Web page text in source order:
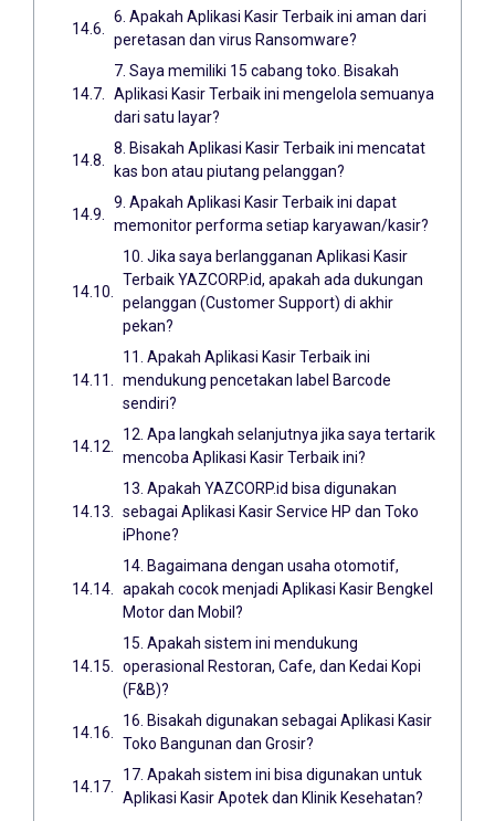
6. Apakah Aplikasi Kasir Terbaik ini aman dari
peretasan dan virus Ransomware?
7. Saya memiliki 15 cabang toko. Bisakah
Aplikasi Kasir Terbaik ini mengelola semuanya
dari satu layar?
8. Bisakah Aplikasi Kasir Terbaik ini mencatat
kas bon atau piutang pelanggan?
9. Apakah Aplikasi Kasir Terbaik ini dapat
memonitor performa setiap karyawan/kasir?
10. Jika saya berlangganan Aplikasi Kasir
Terbaik YAZCORP.id, apakah ada dukungan
pelanggan (Customer Support) di akhir
pekan?
11. Apakah Aplikasi Kasir Terbaik ini
mendukung pencetakan label Barcode
sendiri?
12. Apa langkah selanjutnya jika saya tertarik
mencoba Aplikasi Kasir Terbaik ini?
13. Apakah YAZCORP.id bisa digunakan
sebagai Aplikasi Kasir Service HP dan Toko
iPhone?
14. Bagaimana dengan usaha otomotif,
apakah cocok menjadi Aplikasi Kasir Bengkel
Motor dan Mobil?
15. Apakah sistem ini mendukung
operasional Restoran, Cafe, dan Kedai Kopi
(F&B)?
16. Bisakah digunakan sebagai Aplikasi Kasir
Toko Bangunan dan Grosir?
17. Apakah sistem ini bisa digunakan untuk
Aplikasi Kasir Apotek dan Klinik Kesehatan?